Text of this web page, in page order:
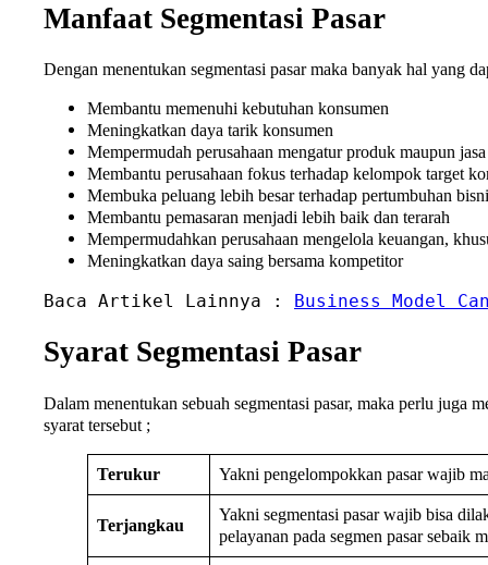
Manfaat Segmentasi Pasar
Dengan menentukan segmentasi pasar maka banyak hal yang
Membantu memenuhi kebutuhan konsumen
Meningkatkan daya tarik konsumen
Mempermudah perusahaan mengatur produk maupun
Membantu perusahaan fokus terhadap kelompok target
Membuka peluang lebih besar terhadap pertumbuhan
Membantu pemasaran menjadi lebih baik dan terarah
Mempermudahkan perusahaan mengelola keuangan,
Meningkatkan daya saing bersama kompetitor
Baca Artikel Lainnya : Business Model
Syarat Segmentasi Pasar
Dalam menentukan sebuah segmentasi pasar, maka perlu juga
syarat tersebut ;
Terukur Yakni pengelompokkan pasar wajib
Terjangkau
Yakni segmentasi pasar wajib bisa
pelayanan pada segmen pasar sebaik